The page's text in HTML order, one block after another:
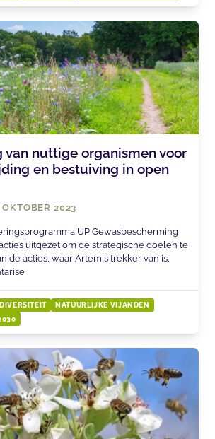
van nuttige organismen voor
en bestuiving in open
2023
UP Gewasbescherming
uitgezet om de strategische doelen te
de acties, waar Artemis trekker van is,
NATUURLIJKE VIJANDEN